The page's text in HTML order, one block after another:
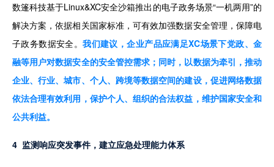
数篷科技基于Linux&XC安全沙箱推出的电子政务场景“一机两用”的
解决方案，依据相关国家标准，可有效加强数据安全管理，保障电
子政务数据安全。我们建议，企业产品应满足XC场景下党政、金
融等用户对数据安全的安全管控需求；同时，以数据为牵引，推动
企业、行业、城市、个人、跨境等数据空间的建设，促进网络数据
依法合理有效利用，保护个人、组织的合法权益，维护国家安全和
公共利益。
4  监测响应突发事件，建立应急处理能力体系